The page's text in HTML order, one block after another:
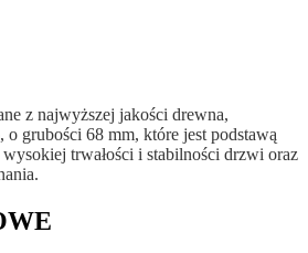
z najwyższej jakości drewna,
grubości 68 mm, które jest podstawą
trwałości i stabilności drzwi oraz